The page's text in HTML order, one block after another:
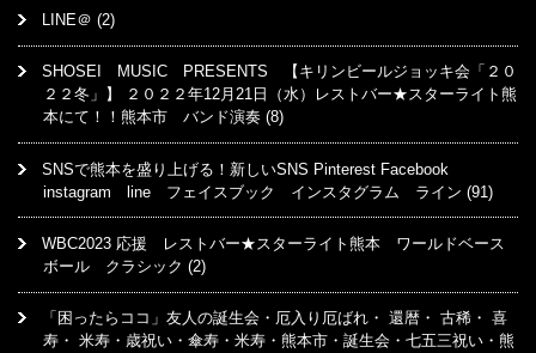
LINE＠ (2)
SHOSEI MUSIC PRESENTS 【キリンビールジョッキ会「２０
２２冬」】 ２０２２年12月21日（水）レストバー★スターライト熊
本にて！！熊本市 バンド演奏 (8)
SNSで熊本を盛り上げる！新しいSNS Pinterest Facebook
instagram line フェイスブック インスタグラム ライン (91)
WBC2023 応援 レストバー★スターライト熊本 ワールドベース
ボール クラシック (2)
「困ったらココ」友人の誕生会・厄入り厄ばれ・ 還暦・ 古稀・ 喜
寿・ 米寿・歳祝い・傘寿・米寿・熊本市・誕生会・七五三祝い・熊